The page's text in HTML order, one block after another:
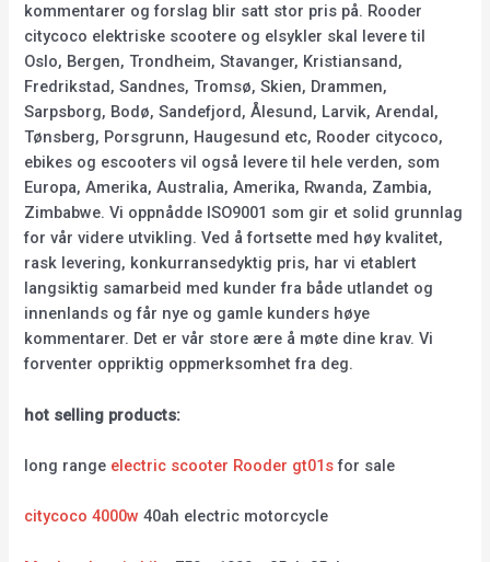
kommentarer og forslag blir satt stor pris på. Rooder
citycoco elektriske scootere og elsykler skal levere til
Oslo, Bergen, Trondheim, Stavanger, Kristiansand,
Fredrikstad, Sandnes, Tromsø, Skien, Drammen,
Sarpsborg, Bodø, Sandefjord, Ålesund, Larvik, Arendal,
Tønsberg, Porsgrunn, Haugesund etc, Rooder citycoco,
ebikes og escooters vil også levere til hele verden, som
Europa, Amerika, Australia, Amerika, Rwanda, Zambia,
Zimbabwe. Vi oppnådde ISO9001 som gir et solid grunnlag
for vår videre utvikling. Ved å fortsette med høy kvalitet,
rask levering, konkurransedyktig pris, har vi etablert
langsiktig samarbeid med kunder fra både utlandet og
innenlands og får nye og gamle kunders høye
kommentarer. Det er vår store ære å møte dine krav. Vi
forventer oppriktig oppmerksomhet fra deg.
hot selling products:
long range electric scooter Rooder gt01sfor sale
citycoco 4000w 40ah electric motorcycle